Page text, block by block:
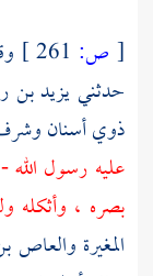
[ ص:
حدثنييزيد بن
ذوي أسنان
عليه رسول
بصره ، وأثكله
المغيرة والعاص